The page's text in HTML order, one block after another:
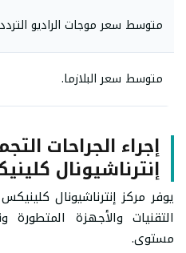
متوسط سعر موجات الراديو
متوسط سعر البلازما.
إجراء الجراحات
إنترناشيونال
يوفر مركز إنترناشيونال
التقنيات والأجهزة
مستوى.